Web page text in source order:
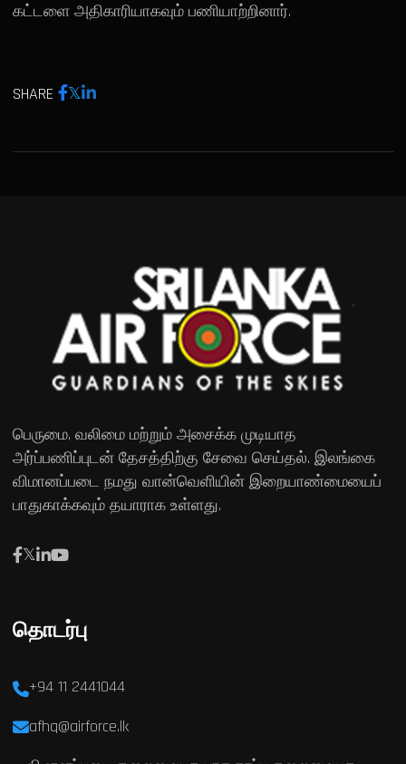
கட்டளை அதிகாரியாகவும் பணியாற்றினார்.
SHARE
பெருமை, வலிமை மற்றும் அசைக்க முடியாத
அர்ப்பணிப்புடன் தேசத்திற்கு சேவை செய்தல். இலங்கை
விமானப்படை நமது வான்வெளியின் இறையாண்மையைப்
பாதுகாக்கவும் தயாராக உள்ளது.
தொடர்பு
+94 11 2441044
afhq@airforce.lk